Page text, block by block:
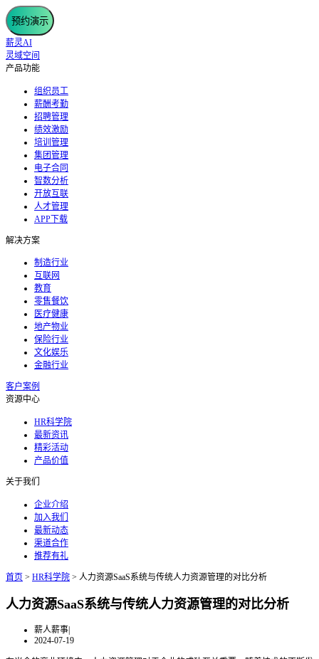
预约演示
薪灵AI
灵域空间
产品功能
组织员工
薪酬考勤
招聘管理
绩效激励
培训管理
集团管理
电子合同
智数分析
开放互联
人才管理
APP下载
解决方案
制造行业
互联网
教育
零售餐饮
医疗健康
地产物业
保险行业
文化娱乐
金融行业
客户案例
资源中心
HR科学院
最新资讯
精彩活动
产品价值
关于我们
企业介绍
加入我们
最新动态
渠道合作
推荐有礼
首页 > HR科学院 > 人力资源SaaS系统与传统人力资源管理的对比分析
人力资源SaaS系统与传统人力资源管理的对比分析
薪人薪事|
2024-07-19